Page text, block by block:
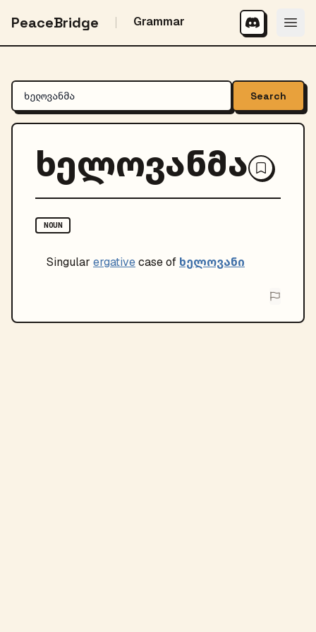
PeaceBridge Grammar
Search
ხელოვანმა
NOUN
Singular ergativecase of ხელოვანი